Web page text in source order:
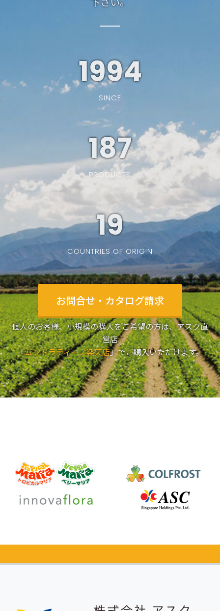
1994
SINCE
187
PRODUCTS
19
COUNTRIES OF ORIGIN
お問合せ・カタログ請求
個人のお客様、小規模の購入をご希望の方は、アスク直
営店
「ムンドラティーノ楽天店」でご購入いただけます。
カタログ無料請求